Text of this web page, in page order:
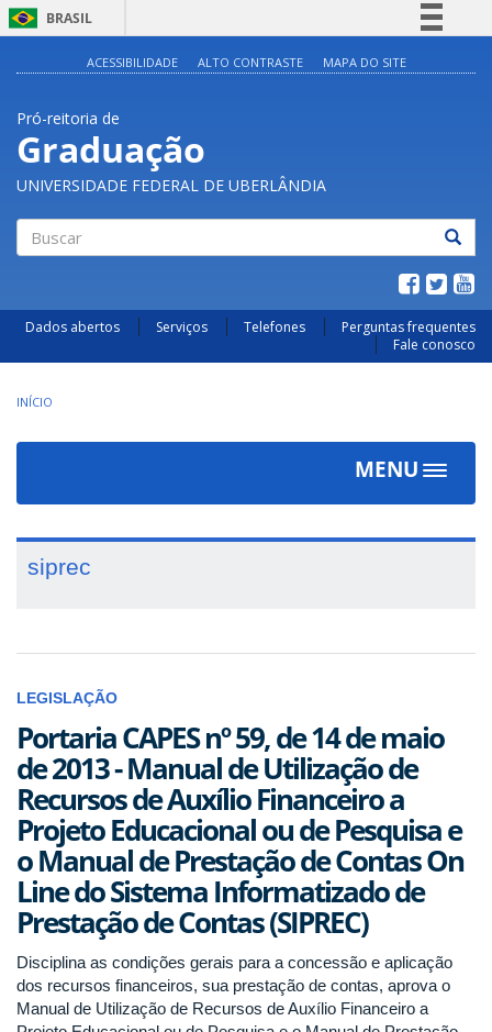
BRASIL
Legislação
Canais
ACESSIBILIDADE ALTO CONTRASTE MAPA DO SITE
Pró-reitoria de
Graduação
UNIVERSIDADE FEDERAL DE UBERLÂNDIA
Dados abertos Serviços Telefones
Perguntas frequentes
Fale conosco
INÍCIO
MENU
Toggle
siprec
LEGISLAÇÃO
Portaria CAPES nº 59, de 14 de maio
de 2013 - Manual de Utilização de
Recursos de Auxílio Financeiro a
Projeto Educacional ou de Pesquisa e
o Manual de Prestação de Contas On
Line do Sistema Informatizado de
Prestação de Contas (SIPREC)
Disciplina as condições gerais para a concessão e aplicação
dos recursos financeiros, sua prestação de contas, aprova o
Manual de Utilização de Recursos de Auxílio Financeiro a